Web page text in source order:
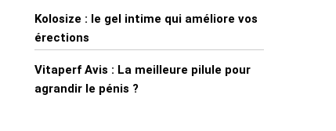
Kolosize : le gel intime qui améliore vos
érections
Vitaperf Avis : La meilleure pilule pour
agrandir le pénis ?